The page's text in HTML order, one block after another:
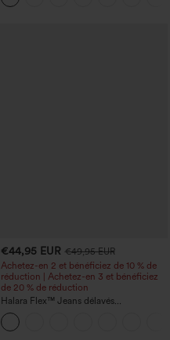
€44,95 EUR €49,95 EUR
Achetez-en 2 et bénéficiez de 10 % de
réduction | Achetez-en 3 et bénéficiez
de 20 % de réduction
Halara Flex™ Jeans délavés
décontractés, coupe baggy à jambe
large, taille basse asymétrique, poches
zippées